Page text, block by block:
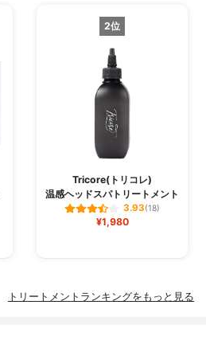
2位
Tricore(トリコレ)
温感ヘッドスパトリートメント
3.93(18)
¥1,980
トリートメントランキングをもっと見る